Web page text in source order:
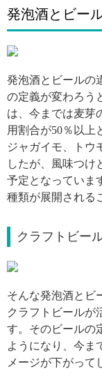
発泡酒とビー
引用: https://i.pinimg.com/564x/
発泡酒とビールの
の定義が変わろう
は、今までは麦芽
用割合が50％以上
ジャガイモ、トウ
したが、風味つけ
予定となっていま
種類が展開される
クラフトビー
引用: https://i.pinimg.com/564x/
そんな発泡酒とビ
クラフトビールが
す。そのビールの
ようになり、今ま
メージが下がって